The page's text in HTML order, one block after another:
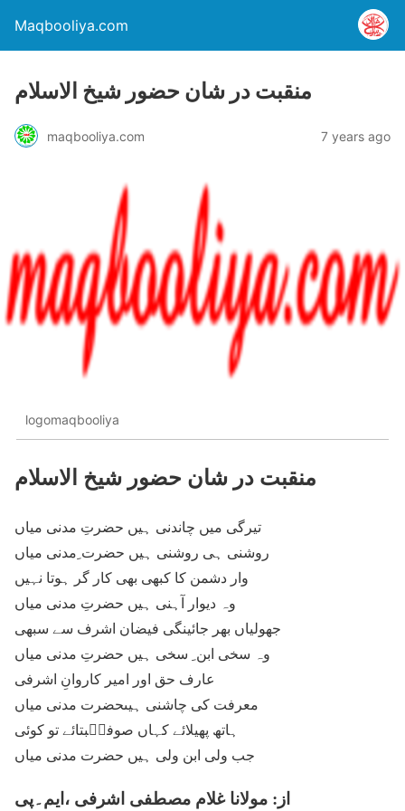
Maqbooliya.com
منقبت در شان حضور شیخ الاسلام
maqbooliya.com 7 years ago
logomaqbooliya
منقبت در شان حضور شیخ الاسلام
تیرگی میں چاندنی ہیں حضرتِ مدنی میاں
روشنی ہی روشنی ہیں حضرت ِمدنی میاں
وار دشمن کا کبھی بھی کار گر ہوتا نہیں
وہ دیوار آہنی ہیں حضرتِ مدنی میاں
جھولیاں بھر جائینگی فیضان اشرف سے سبھی
وہ سخی ابن ِ سخی ہیں حضرتِ مدنی میاں
عارف حق اور امیر کاروانِ اشرفی
معرفت کی چاشنی ہیںحضرت مدنی میاں
ہاتھ پھیلائے کہاں صوفیؔبتائے تو کوئی
جب ولی ابن ولی ہیں حضرت مدنی میاں
از: مولانا غلام مصطفی اشرفی ،ایم۔پی